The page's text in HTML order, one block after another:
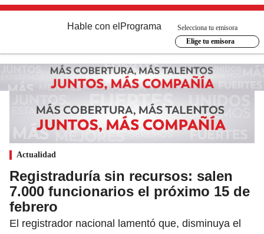
Hable con el Programa
Selecciona tu emisora
Elige tu emisora
Actualidad
Registraduría sin recursos: salen
7.000 funcionarios el próximo 15 de
febrero
El registrador nacional lamentó que, disminuya el